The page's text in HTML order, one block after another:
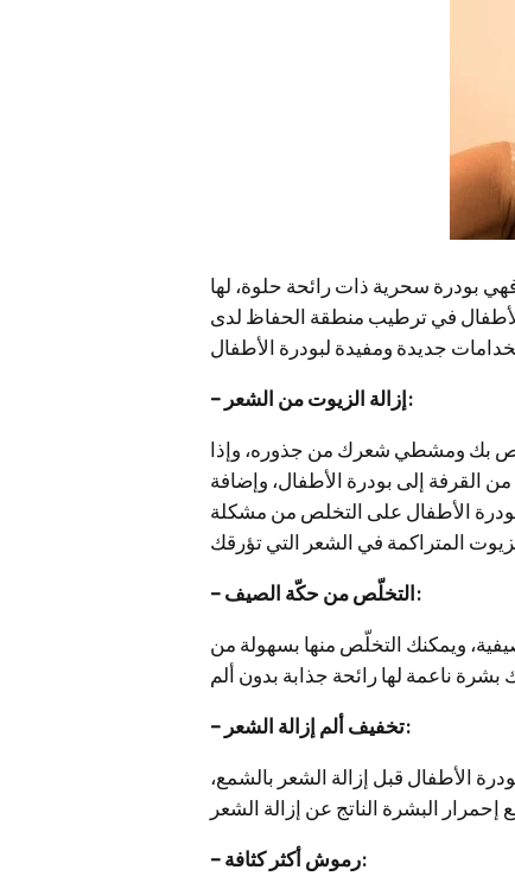
بودرة سحرية ذات رائحة حلوة، لها
في ترطيب منطقة الحفاظ لدى
– إزالة الزيوت من الشعر:
بك ومشطي شعرك من جذوره، وإذا
القرفة إلى بودرة الأطفال، وإضافة
الأطفال على التخلص من مشكلة
– التخلّص من حكّة الصيف:
ويمكنك التخلّص منها بسهولة من
– تخفيف ألم إزالة الشعر:
الأطفال قبل إزالة الشعر بالشمع،
– رموش أكثر كثافة: